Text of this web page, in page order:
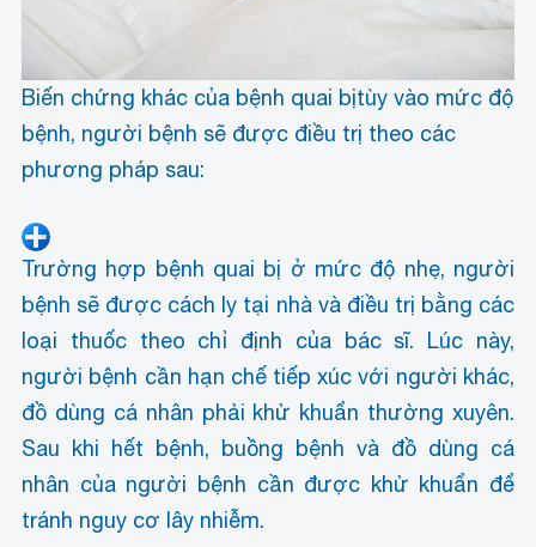
Biến chứng khác của bệnh quai bịtùy vào mức độ
bệnh, người bệnh sẽ được điều trị theo các
phương pháp sau:
Trường hợp bệnh quai bị ở mức độ nhẹ, người
bệnh sẽ được cách ly tại nhà và điều trị bằng các
loại thuốc theo chỉ định của bác sĩ. Lúc này,
người bệnh cần hạn chế tiếp xúc với người khác,
đồ dùng cá nhân phải khử khuẩn thường xuyên.
Sau khi hết bệnh, buồng bệnh và đồ dùng cá
nhân của người bệnh cần được khử khuẩn để
tránh nguy cơ lây nhiễm.